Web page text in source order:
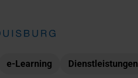
e-Learning Dienstleistungen